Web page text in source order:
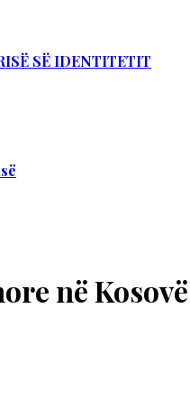
SË IDENTITETIT
në Kosovë